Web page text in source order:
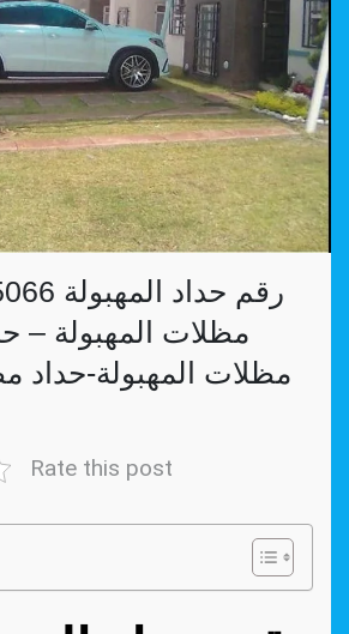
مظلات المهبولة –
مظلات المهبولة-
Rate this post